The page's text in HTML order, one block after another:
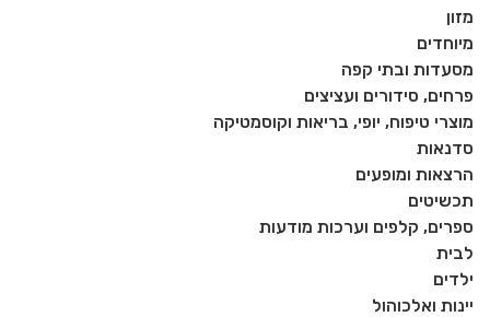
מזון
מיוחדים
מסעדות ובתי קפה
פרחים, סידורים ועציצים
מוצרי טיפוח, יופי, בריאות וקוסמטיקה
סדנאות
הרצאות ומופעים
תכשיטים
ספרים, קלפים וערכות מודעות
לבית
ילדים
יינות ואלכוהול